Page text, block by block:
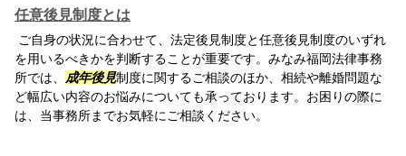
任意後見制度とは
ご自身の状況に合わせて、法定後見制度と任意後見制度のいずれ
を用いるべきかを判断することが重要です。みなみ福岡法律事務
所では、 成年後見制度に関するご相談のほか、相続や離婚問題な
ど幅広い内容のお悩みについても承っております。お困りの際に
は、当事務所までお気軽にご相談ください。